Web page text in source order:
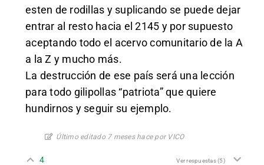
esten de rodillas y suplicando se puede dejar
entrar al resto hacia el 2145 y por supuesto
aceptando todo el acervo comunitario de la A
a la Z y mucho más.
La destrucción de ese país será una lección
para todo gilipollas “patriota” que quiere
hundirnos y seguir su ejemplo.
Último editado 7 meses hace por VICO
4 Ver respuestas(5)